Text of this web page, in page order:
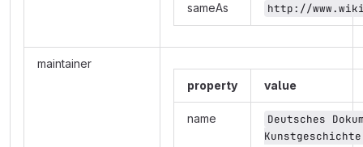
sameAs http://
maintainer
property
value
name
Deutsches